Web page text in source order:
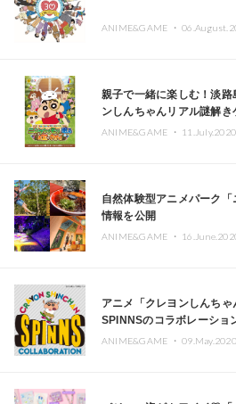
ANIME&GAME ・
親子で一緒に楽しむ！淡
ンしんちゃんリアル謎解き
ANIME&GAME ・ 11.July.2020
自然体験型アニメパーク
情報を公開
ANIME&GAME ・
アニメ「クレヨンしんち
SPINNSのコラボレーショ
ANIME&GAME ・09.May.2020